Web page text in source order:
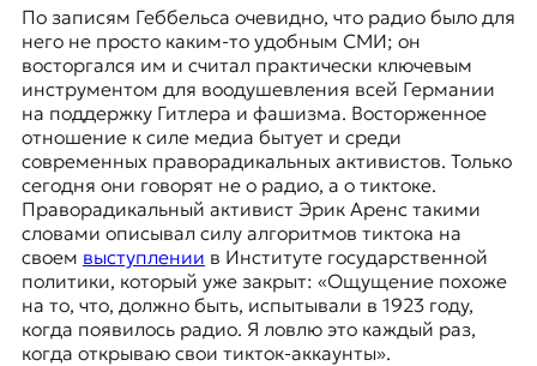
По записям Геббельса очевидно, что радио было для
него не просто каким-то удобным СМИ; он
восторгался им и считал практически ключевым
инструментом для воодушевления всей Германии
на поддержку Гитлера и фашизма. Восторженное
отношение к силе медиа бытует и среди
современных праворадикальных активистов. Только
сегодня они говорят не о радио, а о тиктоке.
Праворадикальный активист Эрик Аренстакими
словами описывал силу алгоритмов тиктока на
своем выступлении в Институте государственной
политики, который уже закрыт: «Ощущение похоже
на то, что, должно быть, испытывали в 1923 году,
когда появилось радио. Я ловлю это каждый раз,
когда открываю свои тикток-аккаунты».